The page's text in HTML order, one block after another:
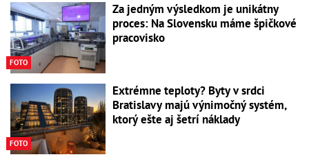
FOTO
Za jedným výsledkom je unikátny
proces: Na Slovensku máme špičkové
pracovisko
FOTO
Extrémne teploty? Byty v srdci
Bratislavy majú výnimočný systém,
ktorý ešte aj šetrí náklady